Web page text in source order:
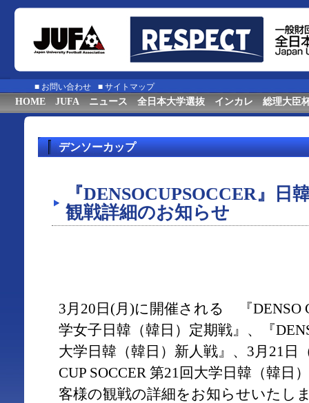
■ お問い合わせ ■ サイトマップ
HOME JUFA ニュース 全日本大学選抜 インカレ 総理大臣
デンソーカップ
『DENSOCUPSOCCER』日
観戦詳細のお知らせ
3月20日(月)に開催される 『DENSO
学女子日韓（韓日）定期戦』、『
大学日韓（韓日）新人戦』、3月21日
CUP SOCCER 第21回大学日韓（韓日
客様の観戦の詳細をお知らせいたし